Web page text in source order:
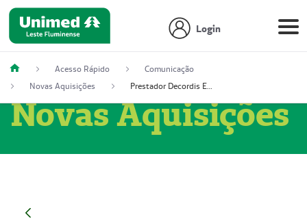
Login
Acesso Rápido
Comunicação
Novas Aquisições
Prestador Decordis Exames Cardiológicos LTDA (51004347-4)
Novas Aquisições